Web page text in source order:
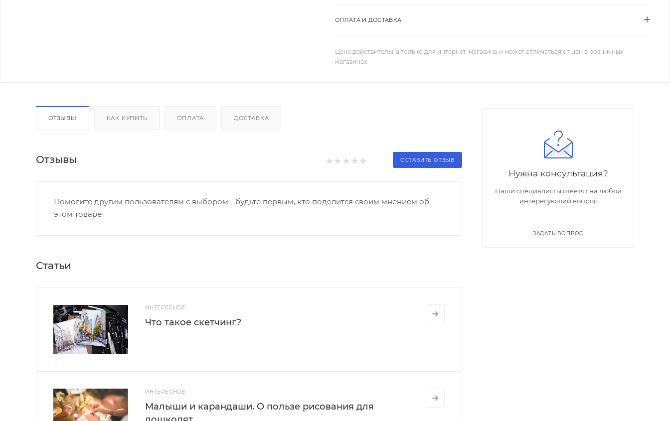
ОПЛАТА И ДОСТАВКА
Цена действительна только для интернет-магазина и может отличаться от цен в розничных
магазинах
ОТЗЫВЫ КАК КУПИТЬ ОПЛАТА ДОСТАВКА
Отзывы ОСТАВИТЬ ОТЗЫВ
Помогите другим пользователям с выбором - будьте первым, кто поделится своим мнением об
этом товаре
Статьи
ИНТЕРЕСНОЕ
Что такое скетчинг?
ИНТЕРЕСНОЕ
Малыши и карандаши. О пользе рисования для
Нужна консультация?
Наши специалисты ответят на любой
интересующий вопрос
ЗАДАТЬ ВОПРОС